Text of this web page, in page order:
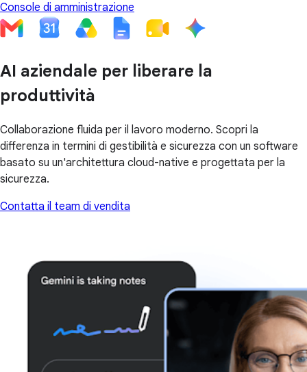
Console di amministrazione
AI aziendale per liberare la
produttività
Collaborazione fluida per il lavoro moderno. Scopri la
differenza in termini di gestibilità e sicurezza con un software
basato su un'architettura cloud-native e progettata per la
sicurezza.
Contatta il team di vendita